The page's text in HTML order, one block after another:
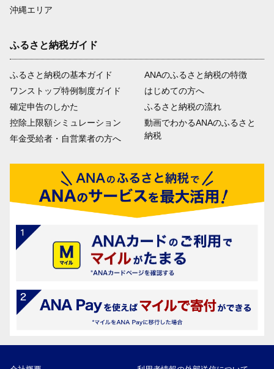
沖縄エリア
ふるさと納税ガイド
ふるさと納税の基本ガイド
ワンストップ特例制度ガイド
確定申告のしかた
控除上限額シミュレーション
年金受給者・自営業者の方へ
ANAのふるさと納税の特徴
はじめての方へ
ふるさと納税の流れ
動画でわかるANAのふるさと
納税